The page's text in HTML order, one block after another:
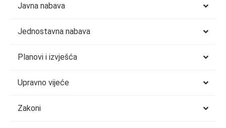
Javna nabava
Jednostavna nabava
Planovi i izvješća
Upravno vijeće
Zakoni